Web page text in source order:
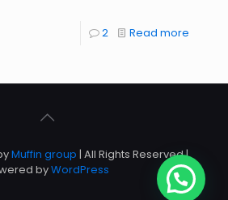
2 Read more
Muffin group | All Rights Reserved |
byWordPress